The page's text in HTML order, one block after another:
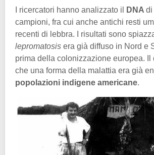
I ricercatori hanno analizzato il DNA di
campioni, fra cui anche antichi resti
recenti di lebbra. I risultati sono
lepromatosis era già diffuso in Nord e
prima della colonizzazione europea. Il
che una forma della malattia era già
popolazioni indigene americane.